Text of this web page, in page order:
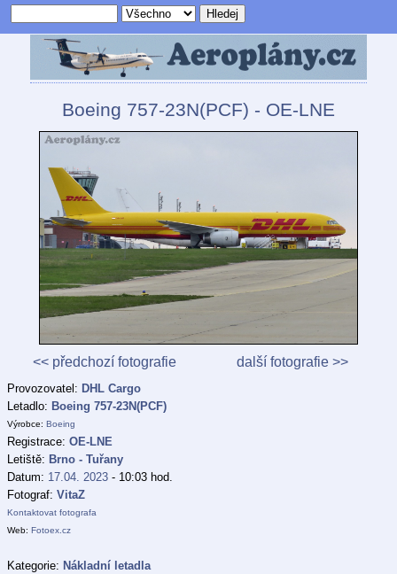
Boeing 757-23N(PCF) - OE-LNE
<< předchozí fotografie další fotografie >>
Provozovatel: DHL Cargo
Letadlo: Boeing 757-23N(PCF)
Výrobce: Boeing
Registrace: OE-LNE
Letiště: Brno - Tuřany
Datum: 17.04. 2023 - 10:03 hod.
Fotograf: VitaZ
Kontaktovat fotografa
Web: Fotoex.cz
Kategorie: Nákladní letadla